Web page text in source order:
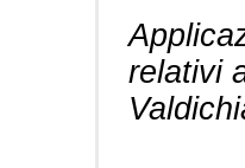
relativi